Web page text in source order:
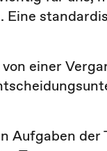
Eine
einer
Aufgaben der